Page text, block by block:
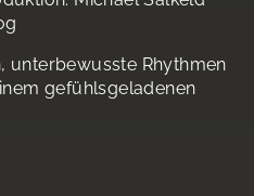
unterbewusste Rhythmen
gefühlsgeladenen